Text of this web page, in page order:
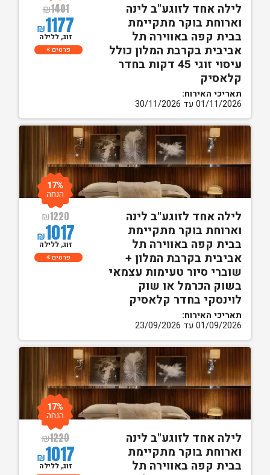
לילה אחד לזוגע"ב לינה
וארוחת בוקר מתקיימת
בבית קפה באווירה תל
אביבית בקרבת המלון כולל
עיסוי זוגי 45 דקות בחדר
קלאסיק
תאריכי האירוח:
01/11/2026 עד 30/11/2026
₪1401
₪1177
זוג, ללילה
פרטים
לילה אחד לזוגע"ב לינה
וארוחת בוקר מתקיימת
בבית קפה באווירה תל
אביבית בקרבת המלון +
שוברי סיור טעימות עצמאי
בשוק הכרמל או שוק
לוינסקי בחדר קלאסיק
תאריכי האירוח:
01/09/2026 עד 23/09/2026
₪1220
₪1017
17%
הנחה
זוג, ללילה
פרטים
לילה אחד לזוגע"ב לינה
וארוחת בוקר מתקיימת
בבית קפה באווירה תל
₪1220
₪1017
17%
הנחה
זוג, ללילה